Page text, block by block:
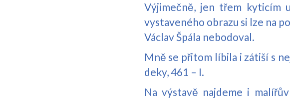
Výjimečně, jen třem kyticím
vystaveného obrazu si lze na
Václav Špála nebodoval.
Mně se přitom líbila i zátiší s
deky, 461 – I.
Na výstavě najdeme i